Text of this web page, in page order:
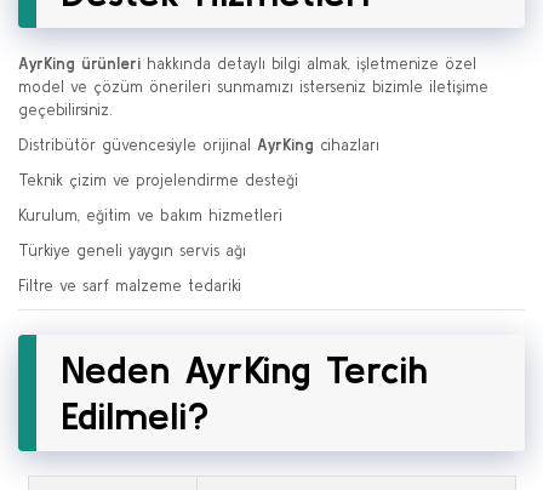
AyrKing ürünleri hakkında detaylı bilgi almak, işletmenize özel
model ve çözüm önerileri sunmamızı isterseniz bizimle iletişime
geçebilirsiniz.
Distribütör güvencesiyle orijinal AyrKing cihazları
Teknik çizim ve projelendirme desteği
Kurulum, eğitim ve bakım hizmetleri
Türkiye geneli yaygın servis ağı
Filtre ve sarf malzeme tedariki
Neden AyrKing Tercih
Edilmeli?